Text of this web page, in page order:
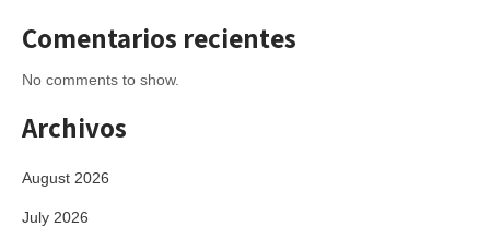
Comentarios recientes
No comments to show.
Archivos
August 2026
July 2026